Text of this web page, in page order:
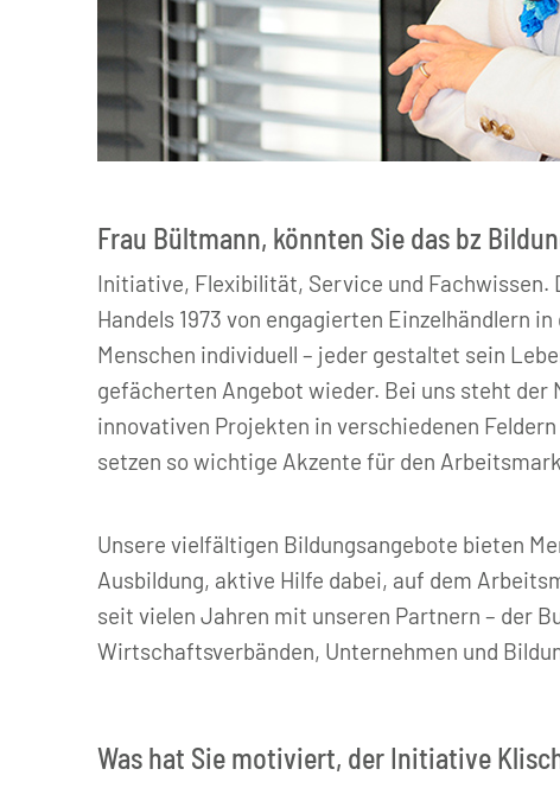
Frau Bültmann, könnten Sie das bz
Initiative, Flexibilität, Service und Fachwissen.
Handels 1973 von engagierten Einzelhändlern
Menschen individuell – jeder gestaltet sein
gefächerten Angebot wieder. Bei uns steht
innovativen Projekten in verschiedenen
setzen so wichtige Akzente für den
Unsere vielfältigen Bildungsangebote bieten
Ausbildung, aktive Hilfe dabei, auf dem
seit vielen Jahren mit unseren Partnern – der
Wirtschaftsverbänden, Unternehmen und
Was hat Sie motiviert, der Initiative